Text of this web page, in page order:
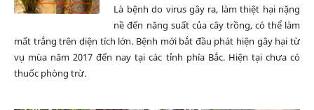
Là bệnh do virus gây ra, làm thiệt hại nặng
nề đến năng suất của cây trồng, có thể làm
mất trắng trên diện tích lớn. Bệnh mới bắt đầu phát hiện gây hại từ
vụ mùa năm 2017 đến nay tại các tỉnh phía Bắc. Hiện tại chưa có
thuốc phòng trừ.